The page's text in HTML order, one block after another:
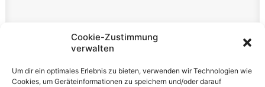
Cookie-Zustimmung
verwalten
Um dir ein optimales Erlebnis zu bieten, verwenden wir Technologien wie
Cookies, um Geräteinformationen zu speichern und/oder darauf
Rechtliches
Datenschutzerklärung